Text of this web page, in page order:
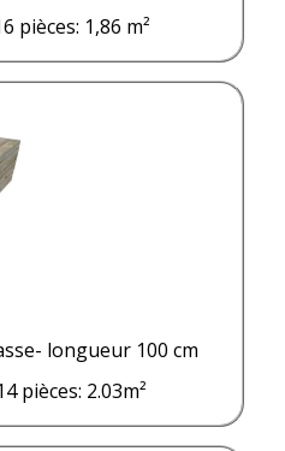
pièces: 1,86 m²
longueur 100 cm
pièces: 2.03m²